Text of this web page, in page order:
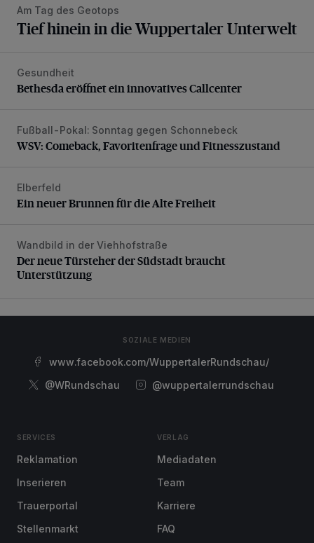
Am Tag des Geotops
Tief hinein in die Wuppertaler Unterwelt
Bethesda eröffnet ein innovatives Callcenter
Gesundheit
Bethesda eröffnet ein innovatives Callcenter
WSV: Comeback, Favoritenfrage und Fitnesszustand
Fußball-Pokal: Sonntag gegen Schonnebeck
WSV: Comeback, Favoritenfrage und Fitnesszustand
Ein neuer Brunnen für die Alte Freiheit
Elberfeld
Ein neuer Brunnen für die Alte Freiheit
Der neue Türsteher der Südstadt braucht Unterstützung
Wandbild in der Viehhofstraße
Der neue Türsteher der Südstadt braucht
Unterstützung
SOZIALE MEDIEN
www.facebook.com/WuppertalerRundschau/
@WRundschau
@wuppertalerrundschau
SERVICES
Reklamation
Inserieren
Trauerportal
Stellenmarkt
VERLAG
Mediadaten
Team
Karriere
FAQ